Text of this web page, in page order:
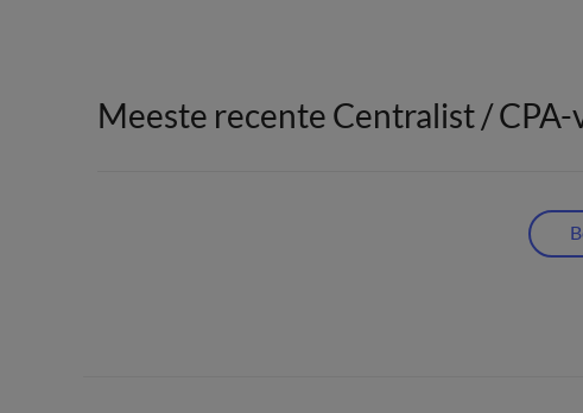
Meeste recente Centralist /